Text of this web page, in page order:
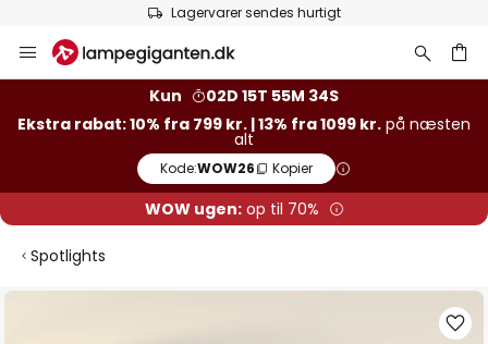
Lagervarer sendes hurtigt
to
Kun
02D 15T 55M 33S
Ekstra rabat: 10% fra 799 kr. | 13% fra 1099 kr. på næsten
alt
Kode:WOW26 Kopier
WOW ugen:op til 70%
Spotlights
Gå